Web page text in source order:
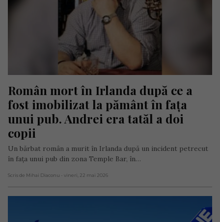
Român mort în Irlanda după ce a
fost imobilizat la pământ în fața
unui pub. Andrei era tatăl a doi
copii
Un bărbat român a murit în Irlanda după un incident petrecut
în fața unui pub din zona Temple Bar, în…
Scris de Mihai Diaconu - vineri, 22 mai 2026